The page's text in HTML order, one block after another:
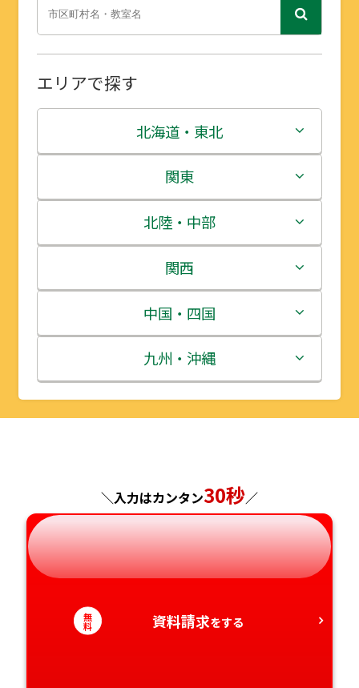
エリアで探す
北海道・東北
北海道
青森県
岩手県
宮城県
秋田県
山形県
関東
茨城県
栃木県
群馬県
埼玉県
千葉県
神奈川県
北陸・中部
新潟県
富山県
石川県
福井県
長野県
岐阜県
静岡県
愛知県
関西
三重県
滋賀県
京都府
兵庫県
奈良県
和歌山県
中国・四国
鳥取県
島根県
広島県
山口県
徳島県
香川県
九州・沖縄
福岡県
長崎県
熊本県
大分県
宮崎県
＼入力はカンタン30秒／
無
料 資料請求をする